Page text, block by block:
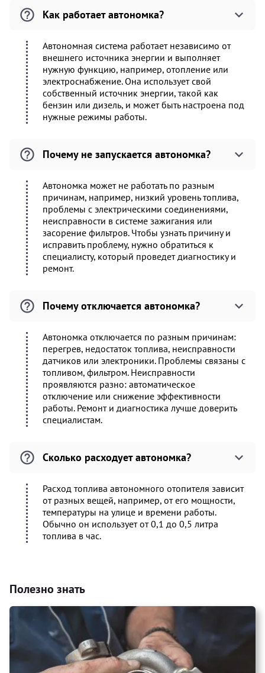
Как работает автономка?
Автономная система работает независимо от
внешнего источника энергии и выполняет
нужную функцию, например, отопление или
электроснабжение. Она использует свой
собственный источник энергии, такой как
бензин или дизель, и может быть настроена под
нужные режимы работы.
Почему не запускается автономка?
Автономка может не работать по разным
причинам, например, низкий уровень топлива,
проблемы с электрическими соединениями,
неисправности в системе зажигания или
засорение фильтров. Чтобы узнать причину и
исправить проблему, нужно обратиться к
специалисту, который проведет диагностику и
ремонт.
Почему отключается автономка?
Автономка отключается по разным причинам:
перегрев, недостаток топлива, неисправности
датчиков или электроники. Проблемы связаны с
топливом, фильтром. Неисправности
проявляются разно: автоматическое
отключение или снижение эффективности
работы. Ремонт и диагностика лучше доверить
специалистам.
Сколько расходует автономка?
Расход топлива автономного отопителя зависит
от разных вещей, например, от его мощности,
температуры на улице и времени работы.
Обычно он использует от 0,1 до 0,5 литра
топлива в час.
Полезно знать